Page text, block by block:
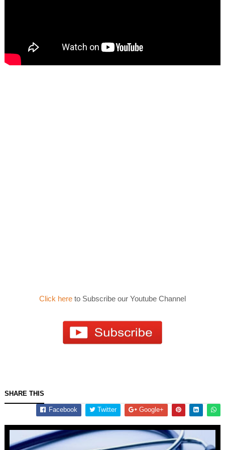
Click here to Subscribe our Youtube Channel
SHARE THIS
Facebook Twitter Google+